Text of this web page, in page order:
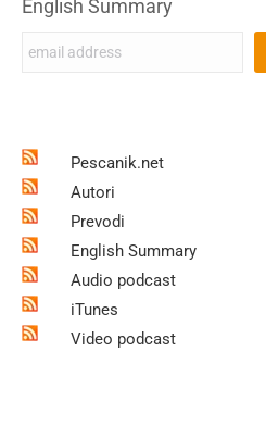
English Summary
Pescanik.net
Autori
Prevodi
English Summary
Audio podcast
iTunes
Video podcast